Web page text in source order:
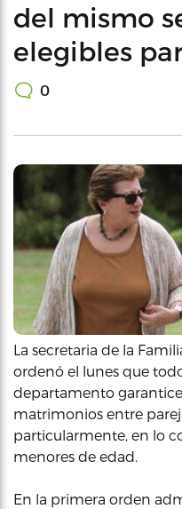
del mismo
elegibles
0
La secretaria de la
ordenó el lunes que
departamento
matrimonios entre
particularmente, en lo
menores de edad.
En la primera orden